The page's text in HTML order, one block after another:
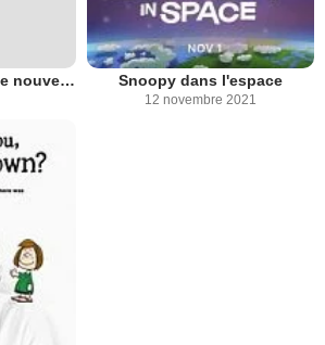
Snoopy présente : Le nouvel an de Lucy Snoopy dans l'espace
12 novembre 2021